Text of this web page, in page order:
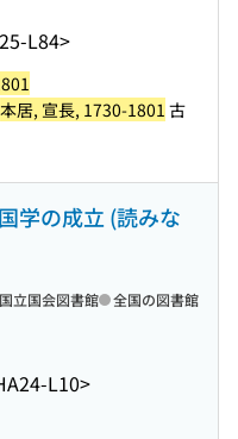
L84>
本居, 宣長, 1730-1801 古
学の成立 (読みな
L10>
国立国会図書館 全国の図書館